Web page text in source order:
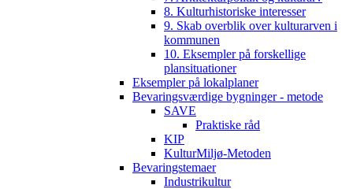
8. Kulturhistoriske interesser
9. Skab overblik over kulturarven i
kommunen
10. Eksempler på forskellige
plansituationer
Eksempler på lokalplaner
Bevaringsværdige bygninger - metode
SAVE
Praktiske råd
KIP
KulturMiljø-Metoden
Bevaringstemaer
Industrikultur